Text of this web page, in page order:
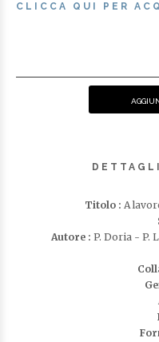
CLICCA QUI PER
Titolo : A
Autore : P. Doria - P.